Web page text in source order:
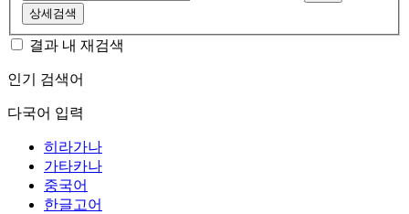
상세검색
결과 내 재검색
인기 검색어
다국어 입력
히라가나
가타카나
중국어
한글고어